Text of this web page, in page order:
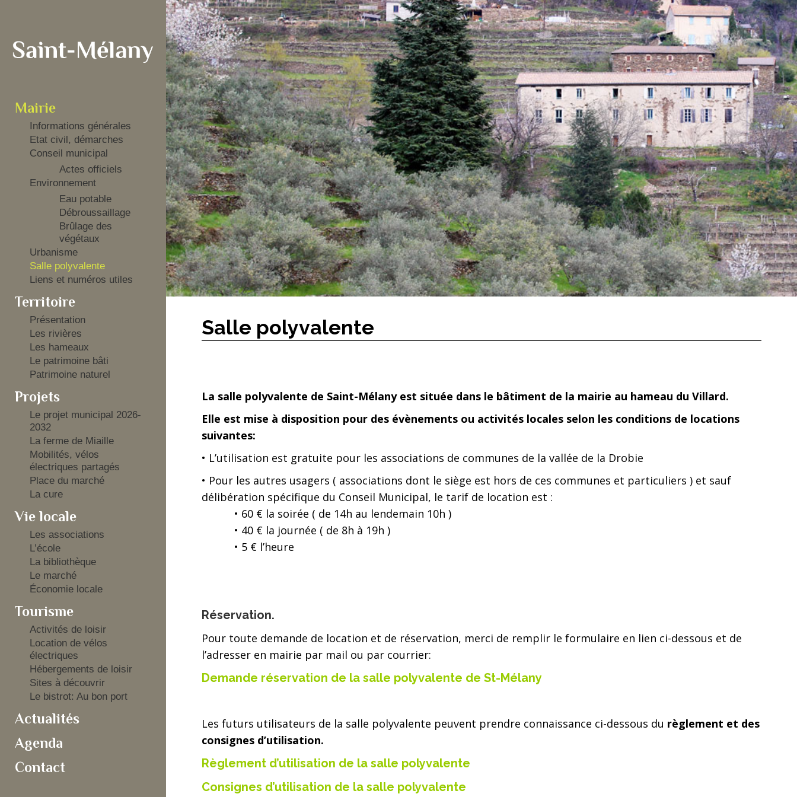
Mairie
Informations générales
Etat civil, démarches
Conseil municipal
Actes officiels
Environnement
Eau potable
Débroussaillage
Brûlage des
végétaux
Urbanisme
Salle polyvalente
Liens et numéros utiles
Territoire
Présentation
Les rivières
Les hameaux
Le patrimoine bâti
Patrimoine naturel
Projets
Le projet municipal 2026-
2032
La ferme de Miaille
Mobilités, vélos
électriques partagés
Place du marché
La cure
Vie locale
Les associations
L’école
La bibliothèque
Le marché
Économie locale
Tourisme
Activités de loisir
Location de vélos
électriques
Hébergements de loisir
Sites à découvrir
Le bistrot: Au bon port
Actualités
Agenda
Contact
Salle polyvalente
La salle polyvalente de Saint-Mélany est située dans le bâtiment de la mairie au hameau du Villard.
Elle est mise à disposition pour des évènements ou activités locales selon les conditions de locations
suivantes:
• L’utilisation est gratuite pour les associations de communes de la vallée de la Drobie
• Pour les autres usagers ( associations dont le siège est hors de ces communes et particuliers ) et sauf
délibération spécifique du Conseil Municipal, le tarif de location est :
• 60 € la soirée ( de 14h au lendemain 10h )
• 40 € la journée ( de 8h à 19h )
• 5 € l’heure
Réservation.
Pour toute demande de location et de réservation, merci de remplir le formulaire en lien ci-dessous et de
l’adresser en mairie par mail ou par courrier:
Demande réservation de la salle polyvalente de St-Mélany
Les futurs utilisateurs de la salle polyvalente peuvent prendre connaissance ci-dessous du règlement et des
consignes d’utilisation.
Règlement d’utilisation de la salle polyvalente
Consignes d’utilisation de la salle polyvalente